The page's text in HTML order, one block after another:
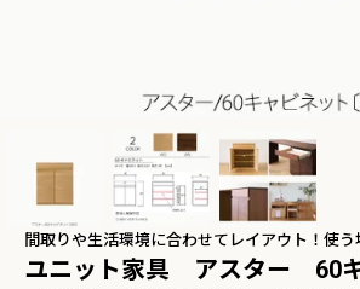
SN【リビン
インク
レザーテックス カウチソフ
ァ マウルス2 プライム
PLT【在庫色/特注色】オッ
トマン分離型自由レイアウ
ト 幅218cm リラックスフ
ォーム ラグジュアリー 関家
具
¥139,800
間取りや生活環境に合わせてレイアウト！使う
ユニット家具 アスター 60